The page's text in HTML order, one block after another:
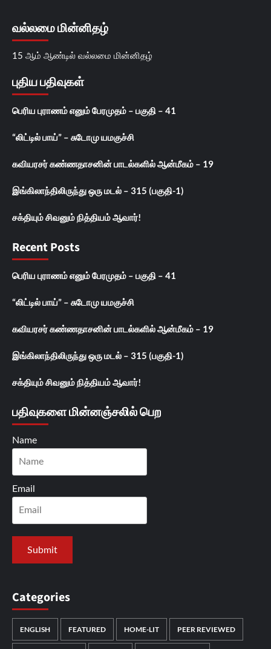
வல்லமை மின்னிதழ்
15 ஆம் ஆண்டில் வல்லமை மின்னிதழ்
புதிய பதிவுகள்
பெரிய புராணம் எனும் பேரமுதம் – பகுதி – 41
“லிட்டில் பாய்” – சுடோமு யமகுச்சி
கவியரசர் கண்ணதாசனின் பாடல்களில் ஆன்மீகம் – 19
இங்கிலாந்திலிருந்து ஒரு மடல் – 315 (பகுதி-1)
சக்தியும் சிவனும் நித்தியம் ஆவார்!
Recent Posts
பெரிய புராணம் எனும் பேரமுதம் – பகுதி – 41
“லிட்டில் பாய்” – சுடோமு யமகுச்சி
கவியரசர் கண்ணதாசனின் பாடல்களில் ஆன்மீகம் – 19
இங்கிலாந்திலிருந்து ஒரு மடல் – 315 (பகுதி-1)
சக்தியும் சிவனும் நித்தியம் ஆவார்!
பதிவுகளை மின்னஞ்சலில் பெற
Name
Email
Categories
ENGLISH FEATURED HOME-LIT PEER REVIEWED